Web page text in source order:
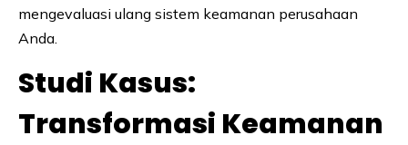
mengevaluasi ulang sistem keamanan perusahaan
Anda.
Studi Kasus:
Transformasi Keamanan